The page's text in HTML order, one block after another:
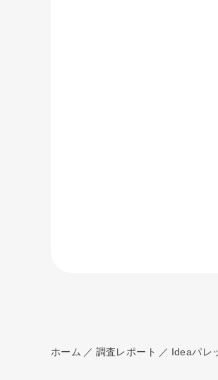
ホーム 調査レポート Ideaパレ